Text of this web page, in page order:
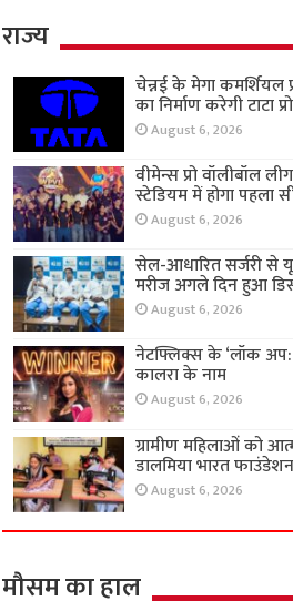
राज्य
चेन्नई के मेगा कमर्शियल
का निर्माण करेगी टाटा
August 6, 2026
वीमेन्स प्रो वॉलीबॉल
स्टेडियम में होगा पहला
August 6, 2026
सेल-आधारित सर्जरी से
मरीज अगले दिन हुआ
August 6, 2026
नेटफ्लिक्स के ‘लॉक अप:
कालरा के नाम
August 6, 2026
ग्रामीण महिलाओं को
डालमिया भारत
August 6, 2026
मौसम का हाल